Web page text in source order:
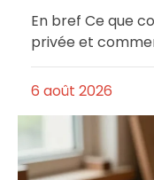
En bref Ce que
privée et
6 août 2026